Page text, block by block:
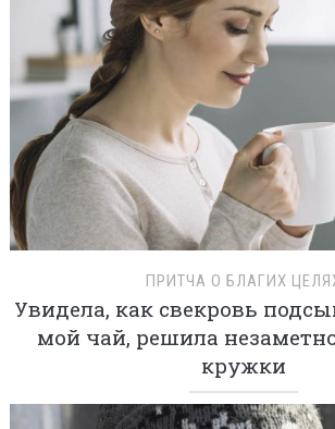
ПРИТЧА О БЛАГИХ
Увидела, как свекровь
мой чай, решила
кружки